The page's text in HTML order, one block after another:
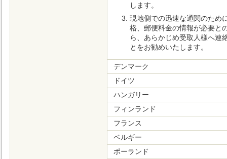
します。
現地側での迅速な通関のため
格、郵便料金の情報が必要と
ら、あらかじめ受取人様へ連
とをお勧めいたします。
デンマーク
ドイツ
ハンガリー
フィンランド
フランス
ベルギー
ポーランド